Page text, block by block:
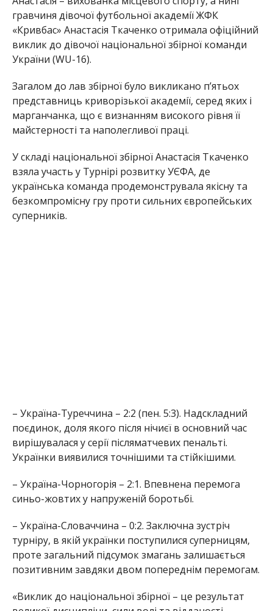
українська команда продемонструвала якісну та
безкомпромісну гру проти сильних європейських
суперників.
«Виклик до національної збірної – це результат
великої дисципліни, сили волі та відданості
улюбленій справі. Анастасія є чудовим прикладом
доводячи, що мрії здійснюються», – пишуть у
міськраді.
Раніше Інформатор повідомляв, щодзюдоїстка з
Нікопольського району Єлизавета Литвиненко
змінила спортивне громадянство і не
виступатиме за збірну України. Також ми
став чемпіоном світу з Муай Тай.